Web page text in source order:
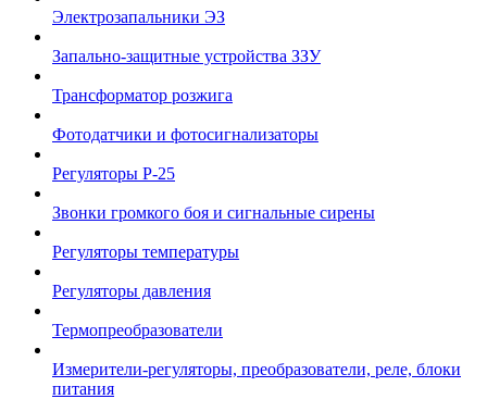
Электрозапальники ЭЗ
Запально-защитные устройства ЗЗУ
Трансформатор розжига
Фотодатчики и фотосигнализаторы
Регуляторы Р-25
Звонки громкого боя и сигнальные сирены
Регуляторы температуры
Регуляторы давления
Термопреобразователи
Измерители-регуляторы, преобразователи, реле, блоки
питания